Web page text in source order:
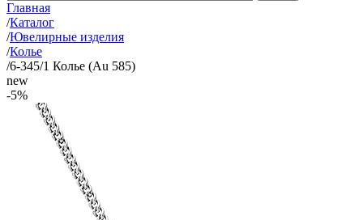
Главная
/Каталог
/Ювелирные изделия
/Колье
/6-345/1 Колье (Au 585)
new
-5%